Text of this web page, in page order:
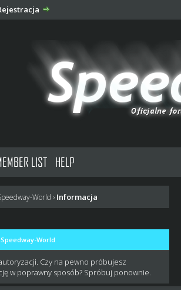
LIST HELP
World › Informacja
World
Czy na pewno próbujesz
w poprawny sposób? Spróbuj ponownie.